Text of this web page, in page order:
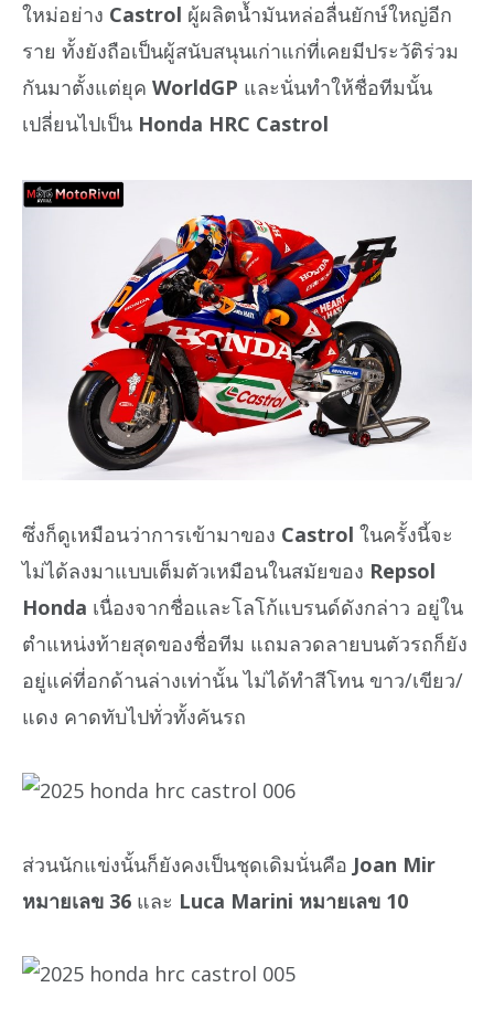
ใหม่อย่าง Castrol ผู้ผลิตน้ำมันหล่อลื่นยักษ์ใหญ่อีก
ราย ทั้งยังถือเป็นผู้สนับสนุนเก่าแก่ที่เคยมีประวัติร่วม
กันมาตั้งแต่ยุค WorldGP และนั่นทำให้ชื่อทีมนั้น
เปลี่ยนไปเป็น Honda HRC Castrol
ซึ่งก็ดูเหมือนว่าการเข้ามาของ Castrol ในครั้งนี้จะ
ไม่ได้ลงมาแบบเต็มตัวเหมือนในสมัยของ Repsol
Honda เนื่องจากชื่อและโลโก้แบรนด์ดังกล่าว อยู่ใน
ตำแหน่งท้ายสุดของชื่อทีม แถมลวดลายบนตัวรถก็ยัง
อยู่แค่ที่อกด้านล่างเท่านั้น ไม่ได้ทำสีโทน ขาว/เขียว/
แดง คาดทับไปทั่วทั้งคันรถ
ส่วนนักแข่งนั้นก็ยังคงเป็นชุดเดิมนั่นคือ Joan Mir
หมายเลข 36 และ Luca Marini หมายเลข 10